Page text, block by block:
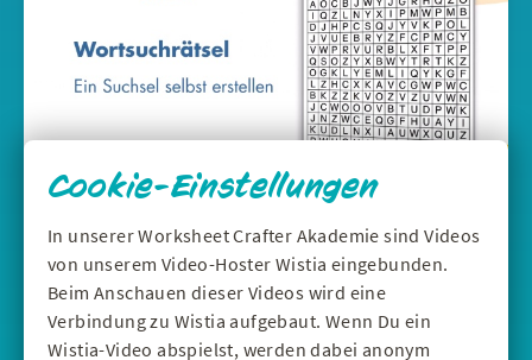
Cookie-Einstellungen
In unserer Worksheet Crafter Akademie sind Videos
von unserem Video-Hoster Wistia eingebunden.
Beim Anschauen dieser Videos wird eine
Verbindung zu Wistia aufgebaut. Wenn Du ein
Wistia-Video abspielst, werden dabei anonym
DEUTSCH | WERKZEUGE
Wortsuchrätsel selbst erstellen - Suchsel
im Worksheet Crafter
Mit dem Suchsel-Feld erstellst du schnell ein an